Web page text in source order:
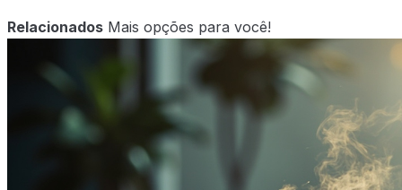
Relacionados Mais opções para você!